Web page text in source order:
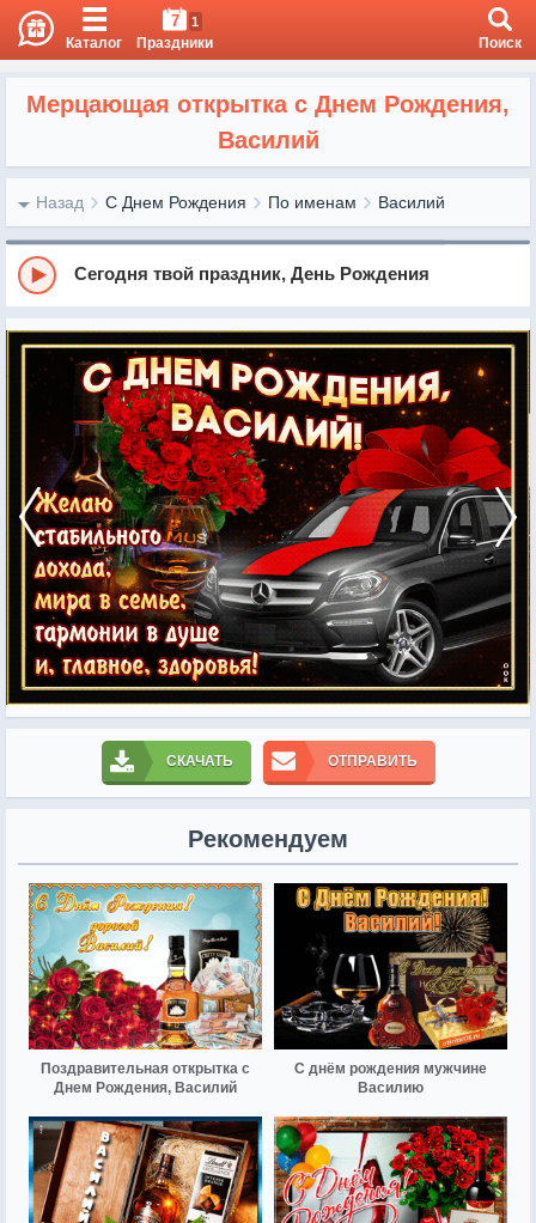
Каталог
7 1
Праздники Поиск
Мерцающая открытка с Днем Рождения,
Василий
Назад С Днем Рождения По именам Василий
Сегодня твой праздник, День Рождения
СКАЧАТЬ ОТПРАВИТЬ
Рекомендуем
Поздравительная открытка с
Днем Рождения, Василий
С днём рождения мужчине
Василию